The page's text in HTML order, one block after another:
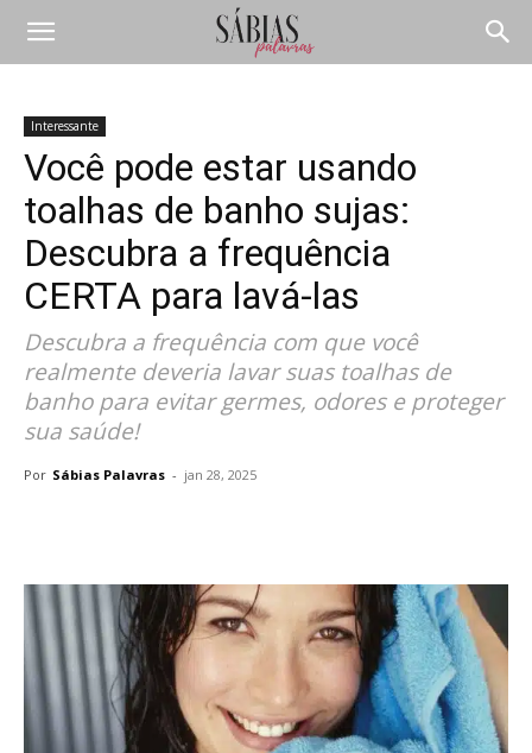
Interessante
Você pode estar usando
toalhas de banho sujas:
Descubra a frequência
CERTA para lavá-las
Descubra a frequência com que você
realmente deveria lavar suas toalhas de
banho para evitar germes, odores e proteger
sua saúde!
Por Sábias Palavras - jan 28, 2025